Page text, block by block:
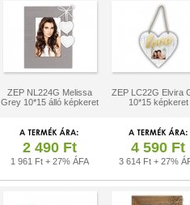
ZEP NL224G Melissa
Grey 10*15 álló képkeret
ZEP LC22G Elvira
10*15 képkeret
2 490 Ft
1 961 Ft + 27% ÁFA
4 590 Ft
3 614 Ft + 27%